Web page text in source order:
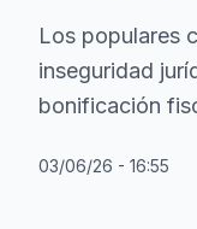
Los populares
inseguridad
bonificación
03/06/26 - 16:55